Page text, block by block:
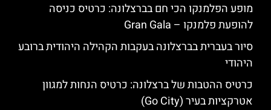
מופע הפלמנקו הכי חם בברצלונה: כרטיס כניסה
להופעת פלמנקו – Gran Gala
סיור בעברית בברצלונה בעקבות הקהילה היהודית ברובע
היהודי
כרטיס ההטבות של ברצלונה: כרטיס הנחות למגוון
אטרקציות בעיר (Go City)